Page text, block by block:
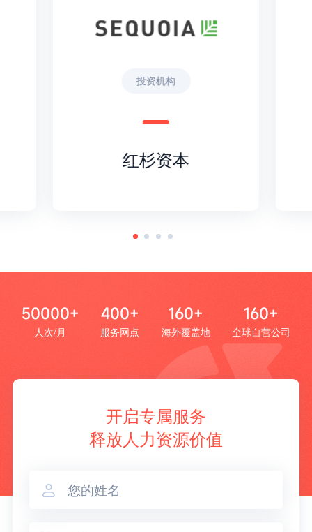
投资机构
红杉资本
50000+
人次/月
400+
服务网点
160+
海外覆盖地
160+
全球自营公司
开启专属服务
释放人力资源价值
